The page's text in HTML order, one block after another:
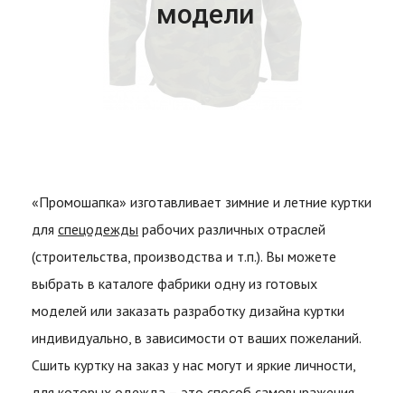
модели
«Промошапка» изготавливает зимние и летние куртки
для спецодежды рабочих различных отраслей
(строительства, производства и т.п.). Вы можете
выбрать в каталоге фабрики одну из готовых
моделей или заказать разработку дизайна куртки
индивидуально, в зависимости от ваших пожеланий.
Сшить куртку на заказ у нас могут и яркие личности,